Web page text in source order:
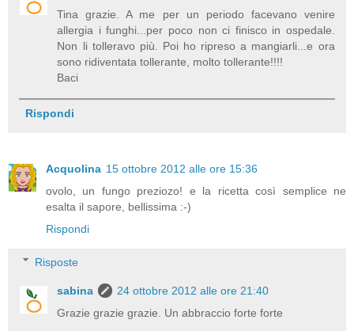
Tina grazie. A me per un periodo facevano venire
allergia i funghi...per poco non ci finisco in ospedale.
Non li tolleravo più. Poi ho ripreso a mangiarli...e ora
sono ridiventata tollerante, molto tollerante!!!!
Baci
Rispondi
Acquolina 15 ottobre 2012 alle ore 15:36
ovolo, un fungo preziozo! e la ricetta così semplice ne
esalta il sapore, bellissima :-)
Rispondi
Risposte
sabina
24 ottobre 2012 alle ore 21:40
Grazie grazie grazie. Un abbraccio forte forte